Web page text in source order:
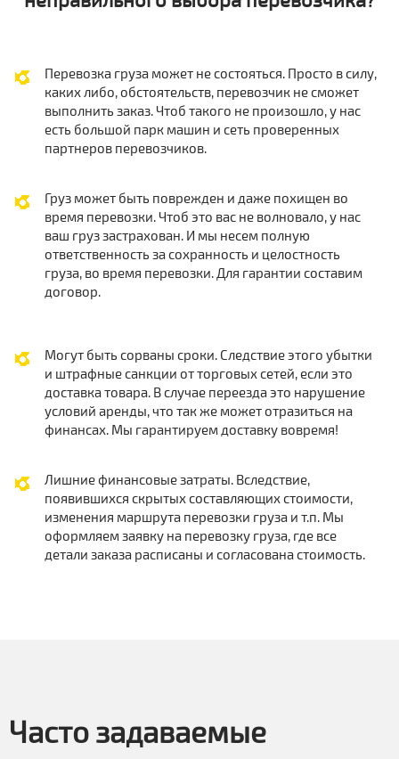
Перевозка груза может не состояться. Просто в силу,
каких либо, обстоятельств, перевозчик не сможет
выполнить заказ. Чтоб такого не произошло, у нас
есть большой парк машин и сеть проверенных
партнеров перевозчиков.
Груз может быть поврежден и даже похищен во
время перевозки. Чтоб это вас не волновало, у нас
ваш груз застрахован. И мы несем полную
ответственность за сохранность и целостность
груза, во время перевозки. Для гарантии составим
договор.
Могут быть сорваны сроки. Следствие этого убытки
и штрафные санкции от торговых сетей, если это
доставка товара. В случае переезда это нарушение
условий аренды, что так же может отразиться на
финансах. Мы гарантируем доставку вовремя!
Лишние финансовые затраты. Вследствие,
появившихся скрытых составляющих стоимости,
изменения маршрута перевозки груза и т.п. Мы
оформляем заявку на перевозку груза, где все
детали заказа расписаны и согласована стоимость.
Часто задаваемые